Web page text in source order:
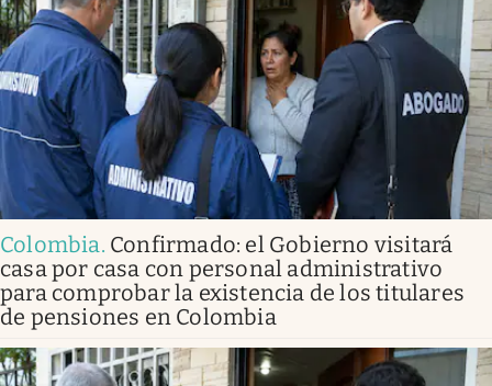
Colombia. Confirmado: el Gobierno visitará
casa por casa con personal administrativo
para comprobar la existencia de los titulares
de pensiones en Colombia